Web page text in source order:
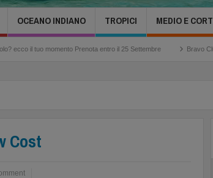
OCEANO INDIANO TROPICI MEDIO E
Prenota entro il 25 Settembre Bravo Club Viva Miches
Cost